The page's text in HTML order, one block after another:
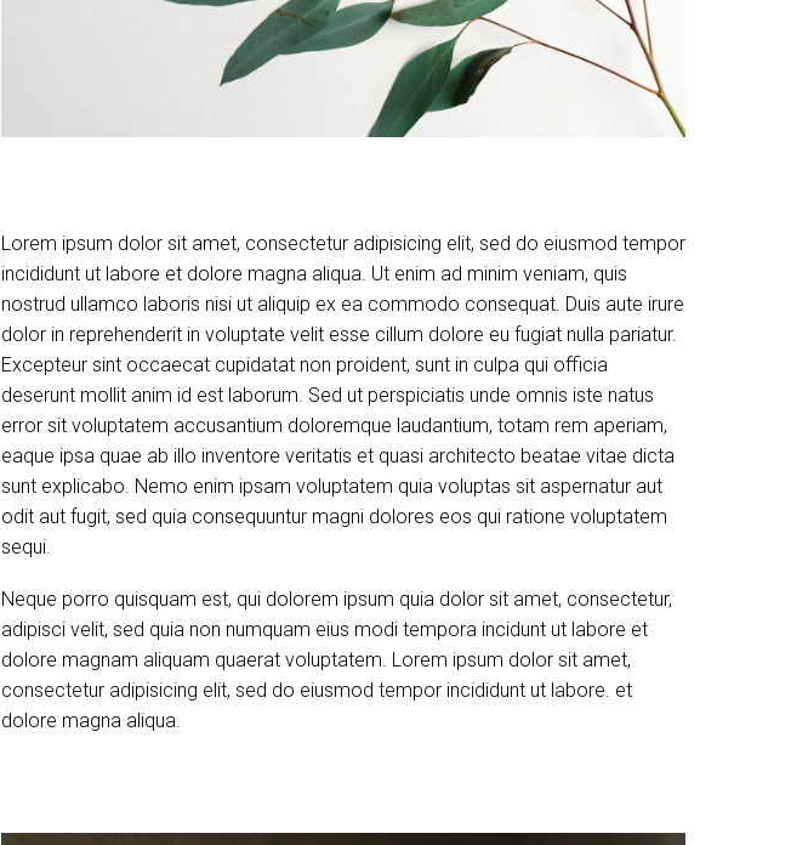
Lorem ipsum dolor sit amet, consectetur adipisicing elit, sed do eiusmod tempor
incididunt ut labore et dolore magna aliqua. Ut enim ad minim veniam, quis
nostrud ullamco laboris nisi ut aliquip ex ea commodo consequat. Duis aute irure
dolor in reprehenderit in voluptate velit esse cillum dolore eu fugiat nulla pariatur.
Excepteur sint occaecat cupidatat non proident, sunt in culpa qui officia
deserunt mollit anim id est laborum. Sed ut perspiciatis unde omnis iste natus
error sit voluptatem accusantium doloremque laudantium, totam rem aperiam,
eaque ipsa quae ab illo inventore veritatis et quasi architecto beatae vitae dicta
sunt explicabo. Nemo enim ipsam voluptatem quia voluptas sit aspernatur aut
odit aut fugit, sed quia consequuntur magni dolores eos qui ratione voluptatem
sequi.
Neque porro quisquam est, qui dolorem ipsum quia dolor sit amet, consectetur,
adipisci velit, sed quia non numquam eius modi tempora incidunt ut labore et
dolore magnam aliquam quaerat voluptatem. Lorem ipsum dolor sit amet,
consectetur adipisicing elit, sed do eiusmod tempor incididunt ut labore. et
dolore magna aliqua.